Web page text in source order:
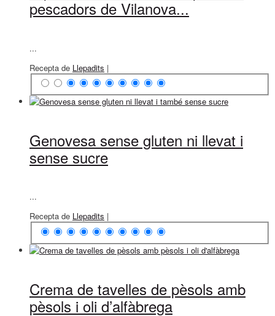
pescadors de Vilanova...
...
Recepta de Llepadits |
Genovesa sense gluten ni llevat i
sense sucre
...
Recepta de Llepadits |
Crema de tavelles de pèsols amb
pèsols i oli d’alfàbrega